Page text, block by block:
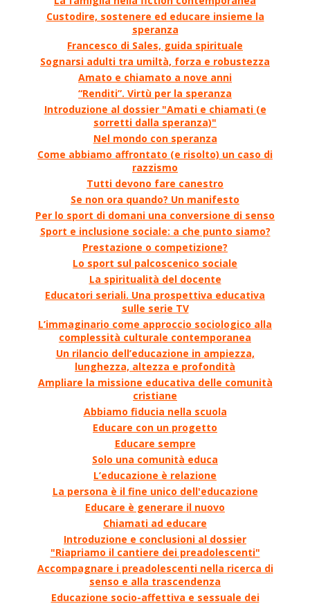
Custodire, sostenere ed educare insieme la
speranza
Francesco di Sales, guida spirituale
Sognarsi adulti tra umiltà, forza e robustezza
Amato e chiamato a nove anni
“Renditi”. Virtù per la speranza
Introduzione al dossier "Amati e chiamati (e
sorretti dalla speranza)"
Nel mondo con speranza
Come abbiamo affrontato (e risolto) un caso di
razzismo
Tutti devono fare canestro
Se non ora quando? Un manifesto
Per lo sport di domani una conversione di senso
Sport e inclusione sociale: a che punto siamo?
Prestazione o competizione?
Lo sport sul palcoscenico sociale
La spiritualità del docente
Educatori seriali. Una prospettiva educativa
sulle serie TV
L’immaginario come approccio sociologico alla
complessità culturale contemporanea
Un rilancio dell’educazione in ampiezza,
lunghezza, altezza e profondità
Ampliare la missione educativa delle comunità
cristiane
Abbiamo fiducia nella scuola
Educare con un progetto
Educare sempre
Solo una comunità educa
L’educazione è relazione
La persona è il fine unico dell'educazione
Educare è generare il nuovo
Chiamati ad educare
Introduzione e conclusioni al dossier
"Riapriamo il cantiere dei preadolescenti"
Accompagnare i preadolescenti nella ricerca di
senso e alla trascendenza
Educazione socio-affettiva e sessuale dei